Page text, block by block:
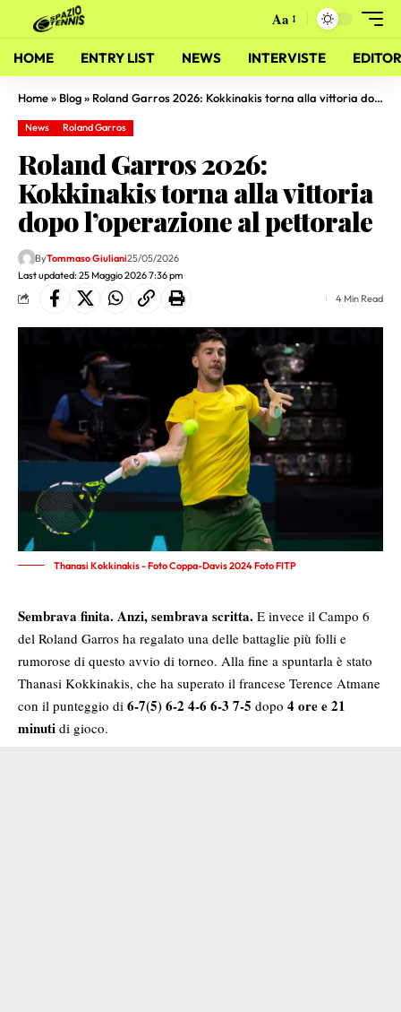
Aa
HOME ENTRY LIST NEWS INTERVISTE
Home» Blog» Roland Garros 2026: Kokkinakis torna alla vittoria dopo l’operazione al pettorale
News Roland Garros
Roland Garros 2026:
Kokkinakis torna alla vittoria
dopo l’operazione al pettorale
Last updated: 25 Maggio 2026 7:36 pm
ByTommaso Giuliani25/05/2026
4 Min Read
Thanasi Kokkinakis - Foto Coppa-Davis 2024 Foto FITP
Sembrava finita. Anzi, sembrava scritta. E invece il Campo 6
del Roland Garros ha regalato una delle battaglie più folli e
rumorose di questo avvio di torneo. Alla fine a spuntarla è stato
Thanasi Kokkinakis, che ha superato il francese Terence Atmane
con il punteggio di 6-7(5) 6-2 4-6 6-3 7-5 dopo 4 ore e 21
minuti di gioco.